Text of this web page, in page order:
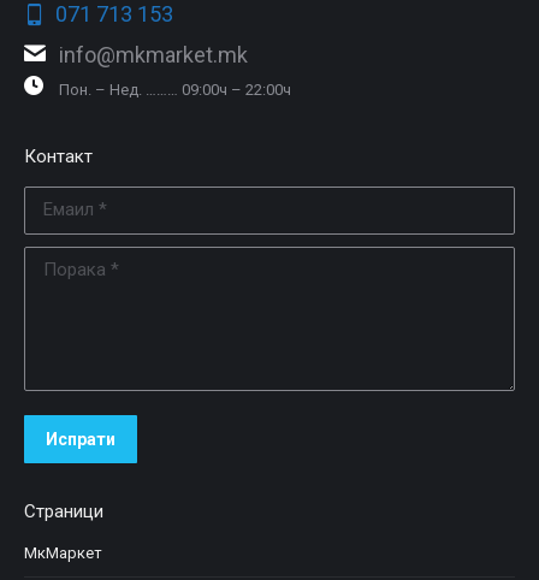
071 713 153
info@mkmarket.mk
Пон. – Нед. ……… 09:00ч – 22:00ч
Контакт
Испрати
Страници
МкМаркет